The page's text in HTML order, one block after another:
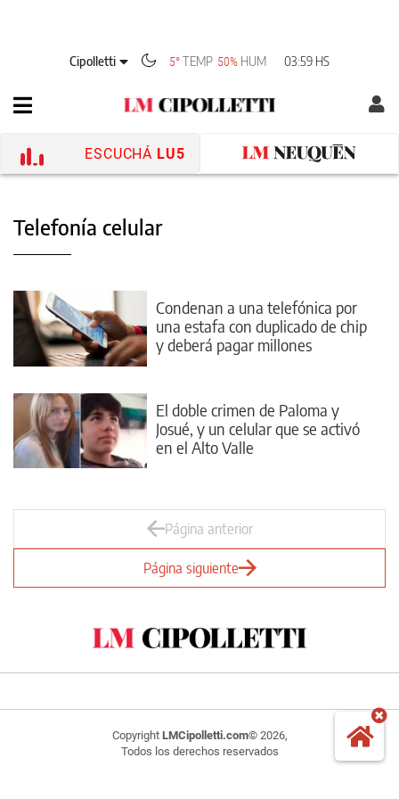
Cipolletti 5° TEMP 50% HUM 03:59 HS
ESCUCHÁ LU5
Telefonía celular
Condenan a una telefónica por
una estafa con duplicado de chip
y deberá pagar millones
El doble crimen de Paloma y
Josué, y un celular que se activó
en el Alto Valle
Página anterior
Página siguiente
Copyright LMCipolletti.com© 2026,
Todos los derechos reservados